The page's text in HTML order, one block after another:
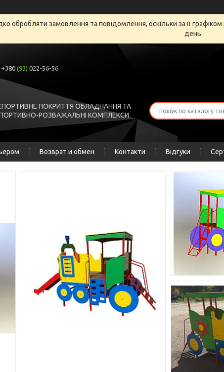
обробляти замовлення та повідомлення, оскільки за її
день.
+380 (93) 022-56-56
ПОКРИТТЯ ОБЛАДНАННЯ ТА
РОЗВАЖАЛЬНІ КОМПЛЕКСИ
Возврат и обмен Контакти Відгуки